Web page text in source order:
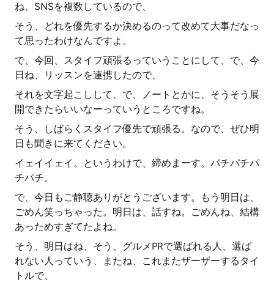
ね、SNSを複数しているので、
そう、どれを優先するか決めるのって改めて大事だなっ
て思ったわけなんですよ。
で、今回、スタイフ頑張るっていうことにして、で、今
日ね、リッスンを連携したので、
それを文字起こしして、で、ノートとかに、そうそう展
開できたらいいなーっていうところですね。
そう、しばらくスタイフ優先で頑張る。なので、ぜひ明
日も聞きに来てください。
イェイイェイ。というわけで、締めまーす。パチパチパ
チパチ。
で、今日もご静聴ありがとうございます。もう明日は、
ごめん笑っちゃった。明日は、話すね。ごめんね、結構
あっためすぎてたよね。
そう、明日はね、そう、グルメPRで選ばれる人、選ば
れない人っていう、またね、これまたザーザーするタイ
トルで、